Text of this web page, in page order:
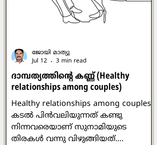
കാര്‍ഡിനല്‍ ഹ്യൂമിസ് സമാധാനിപ്പിച്ചു.
മൂന്നില്‍ രണ്ട് ഭൂരിപ
ദാമ്പത്യത്തിന്‍റെ കണ്ണ് (Healthy
relationships ​among couples)
Healthy relationships ​among couples
കടല്‍ പിന്‍വലിയുന്നത് കണ്ടു
നിന്നവരെയാണ് സുനാമിയുടെ
തിരകള്‍ വന്നു വിഴുങ്ങിയത്.
ജോയി മാത്യു
Jul 12
3 min read